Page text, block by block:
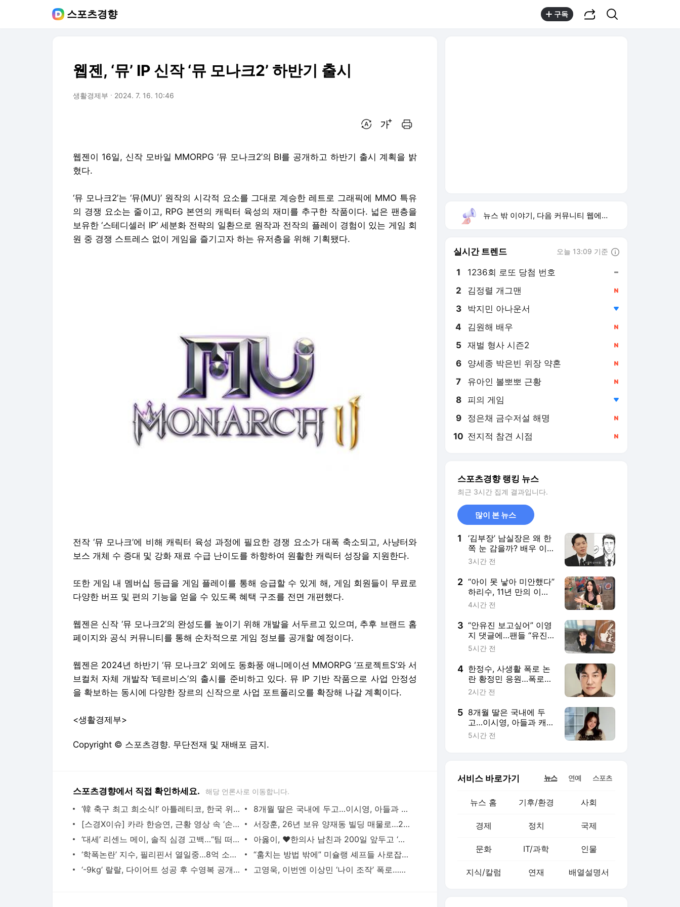
스포츠경향 구독
웹젠, ‘뮤’ IP 신작 ‘뮤 모나크2’ 하반기 출시
생활경제부 2024. 7. 16. 10:46
웹젠이 16일, 신작 모바일 MMORPG ‘뮤 모나크2’의 BI를 공개하고 하반기 출시 계획을 밝
혔다.
‘뮤 모나크2’는 ‘뮤(MU)’ 원작의 시각적 요소를 그대로 계승한 레트로 그래픽에 MMO 특유
의 경쟁 요소는 줄이고, RPG 본연의 캐릭터 육성의 재미를 추구한 작품이다. 넓은 팬층을
보유한 ‘스테디셀러 IP’ 세분화 전략의 일환으로 원작과 전작의 플레이 경험이 있는 게임 회
원 중 경쟁 스트레스 없이 게임을 즐기고자 하는 유저층을 위해 기획됐다.
전작 ‘뮤 모나크’에 비해 캐릭터 육성 과정에 필요한 경쟁 요소가 대폭 축소되고, 사냥터와
보스 개체 수 증대 및 강화 재료 수급 난이도를 하향하여 원활한 캐릭터 성장을 지원한다.
또한 게임 내 멤버십 등급을 게임 플레이를 통해 승급할 수 있게 해, 게임 회원들이 무료로
다양한 버프 및 편의 기능을 얻을 수 있도록 혜택 구조를 전면 개편했다.
웹젠은 신작 ‘뮤 모나크2’의 완성도를 높이기 위해 개발을 서두르고 있으며, 추후 브랜드 홈
페이지와 공식 커뮤니티를 통해 순차적으로 게임 정보를 공개할 예정이다.
웹젠은 2024년 하반기 ‘뮤 모나크2’ 외에도 동화풍 애니메이션 MMORPG ‘프로젝트S’와 서
브컬처 자체 개발작 ‘테르비스’의 출시를 준비하고 있다. 뮤 IP 기반 작품으로 사업 안정성
을 확보하는 동시에 다양한 장르의 신작으로 사업 포트폴리오를 확장해 나갈 계획이다.
<생활경제부>
Copyright © 스포츠경향. 무단전재 및 재배포 금지.
스포츠경향에서 직접 확인하세요. 해당 언론사로 이동합니다.
‘韓 축구 최고 희소식!’ 아틀레티코, 한국 위해 ‘경기 시간’ 바꾼다→“아시아 시청 시간
8개월 딸은 국내에 두고…이시영, 아들과 캐나다 한 달살이 근황 ‘눈길’
[스경X이슈] 카라 한승연, 근황 영상 속 ‘손 떨림’ 포착…건강 이상설 확산
서장훈, 26년 보유 양재동 빌딩 매물로…28억→450억 껑충
‘대세’ 리센느 메이, 솔직 심경 고백…“팀 떠날 생각했었다” (전참시)
아옳이, ♥한의사 남친과 200일 앞두고 ‘프러포즈급’ 이벤트 공개
‘학폭논란’ 지수, 필리핀서 열일중…8억 소송 끝내고 필리핀서 함박웃음
“훔치는 방법 밖에” 미슐랭 셰프들 사로잡은 선재스님의 발효 장독대(어서와 한국은 처음이지
‘-9kg’ 랄랄, 다이어트 성공 후 수영복 공개 “빠른 시간에 돼지로…”
고영욱, 이번엔 이상민 ‘나이 조작’ 폭로…끊임없는 연예인 저격 ‘구설’
뉴스 밖 이야기, 다음 커뮤니티 웹에서 보기
실시간 트렌드 오늘 13:09 기준
1 1236회 로또 당첨 번호
2 김정렬 개그맨
3 박지민 아나운서
4 김원해 배우
5 재벌 형사 시즌2
6 양세종 박은빈 위장 약혼
7 유아인 볼뽀뽀 근황
8 피의 게임
9 정은채 금수저설 해명
10 전지적 참견 시점
스포츠경향 랭킹 뉴스
최근 3시간 집계 결과입니다.
많이 본 뉴스
1
‘김부장’ 남실장은 왜 한
쪽 눈 감을까? 배우 이
동하, 직접 연구한 서사
3시간 전
2 “아이 못 낳아 미안했다”
하리수, 11년 만의 이혼
비하인드 공개
4시간 전
3 “안유진 보고싶어” 이영
지 댓글에…팬들 “유진
이라고요!” 유쾌한 항의
5시간 전
4 한정수, 사생활 폭로 논
란 황정민 응원…폭로자
에 “떳떳하다면 직접 나
2시간 전
5 8개월 딸은 국내에 두
고…이시영, 아들과 캐나
다 한 달살이 근황 ‘눈길’
5시간 전
서비스 바로가기 뉴스 연예 스포츠
뉴스 홈 기후/환경 사회
경제 정치 국제
문화 IT/과학 인물
지식/칼럼 연재 배열설명서